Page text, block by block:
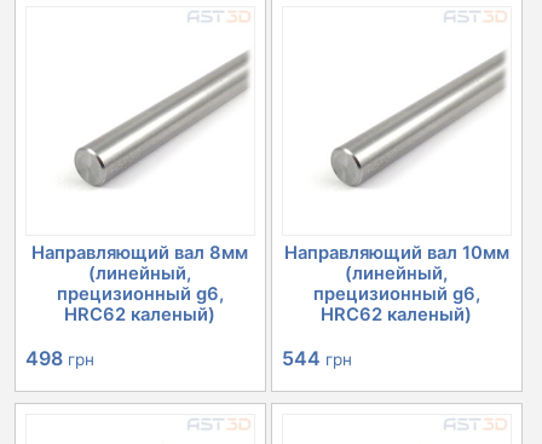
Направляющий вал 8мм
(линейный,
прецизионный g6,
HRC62 каленый)
498 грн
Направляющий вал 10мм
(линейный,
прецизионный g6,
HRC62 каленый)
544 грн